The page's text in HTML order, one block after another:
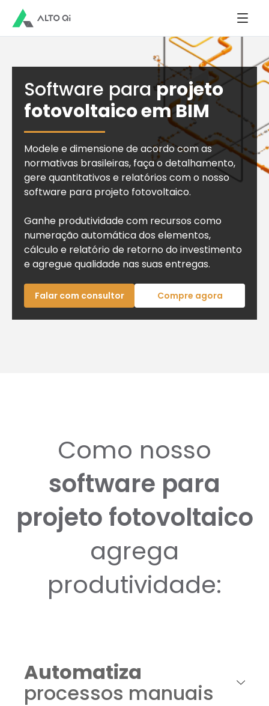
Software paraprojeto
fotovoltaico em BIM
Modele e dimensione de acordo com as
normativas brasileiras, faça o detalhamento,
gere quantitativos e relatórios com o nosso
software para projeto fotovoltaico.
Ganhe produtividade com recursos como
numeração automática dos elementos,
cálculo e relatório de retorno do investimento
e agregue qualidade nas suas entregas.
Falar com consultor Compre agora
Como nosso
software para
projeto fotovoltaico
agrega
produtividade:
Automatiza
processos manuais